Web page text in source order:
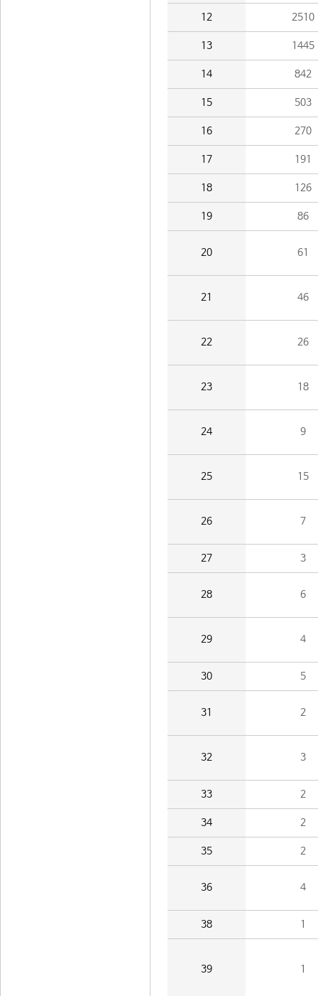
12 2510
13 1445
14 842
15 503
16 270
17 191
18 126
19 86
20 61
21 46
22 26
23 18
24 9
25 15
26 7
27 3
28 6
29 4
30 5
31 2
32 3
33 2
34 2
35 2
36 4
38 1
39 1